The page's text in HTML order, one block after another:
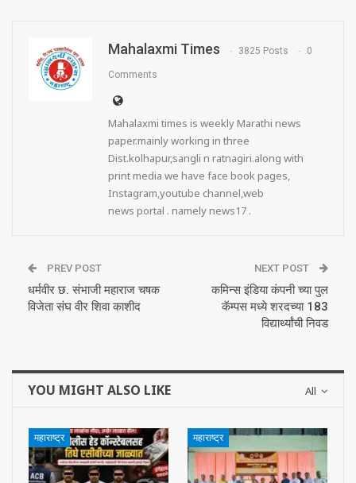
Mahalaxmi Times 3825 Posts 0
Comments
Mahalaxmi times is weekly Marathi news
paper.mainly working in three
Dist.kolhapur,sangli n ratnagiri.along with
print media we have face book pages,
Instagram,youtube channel,web
news portal . namely news17 .
PREV POST
धर्मवीर छ. संभाजी महाराज चषक
विजेता संघ वीर शिवा काशीद
NEXT POST
कमिन्स इंडिया कंपनी च्या पुल
कॅम्पस मध्ये शरदच्या 183
विद्यार्थ्यांची निवड
All
YOU MIGHT ALSO LIKE
महाराष्ट्र महाराष्ट्र